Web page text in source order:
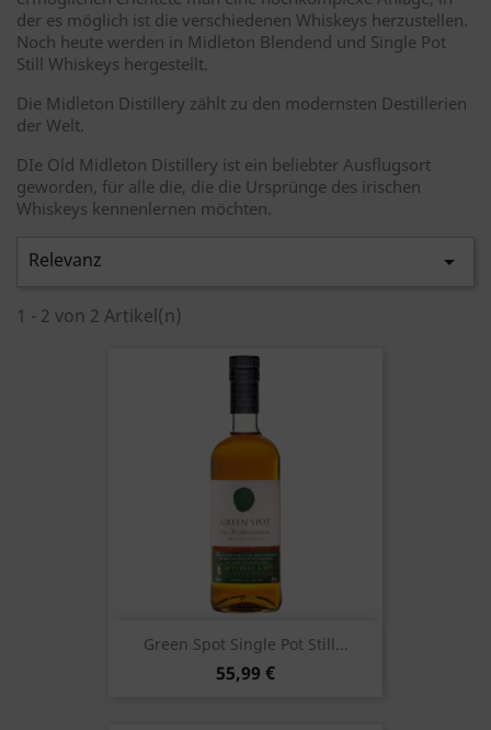
der es möglich ist die verschiedenen Whiskeys herzustellen.
Noch heute werden in Midleton Blendend und Single Pot
Still Whiskeys hergestellt.
Die Midleton Distillery zählt zu den modernsten Destillerien
der Welt.
DIe Old Midleton Distillery ist ein beliebter Ausflugsort
geworden, für alle die, die die Ursprünge des irischen
Whiskeys kennenlernen möchten.
Relevanz 
1 - 2 von 2 Artikel(n)
Green Spot Single Pot Still...
55,99 €